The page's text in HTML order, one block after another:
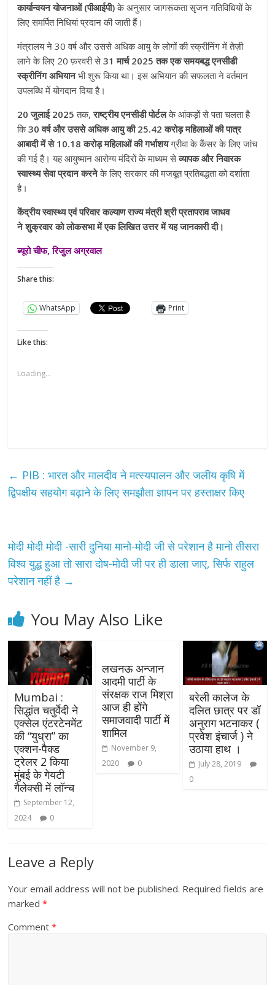
कार्यान्वयन योजनाओं (पीआईपी)के अनुसार जागरूकता सृजन गतिविधियों के
लिए समर्पित निधियां प्रदान की जाती हैं।
मंत्रालय ने 30 वर्ष और उससे अधिक आयु के लोगों की स्क्रीनिंग में तेज़ी
लाने के लिए 20 फ़रवरी से31 मार्च 2025तक एक समयबद्ध एनसीडी
स्क्रीनिंग अभियानभी शुरू किया था। इस अभियान की सफलता ने वर्तमान
उपलब्धि में योगदान दिया है।
20जुलाई 2025 तक,राष्ट्रीय एनसीडी पोर्टलके आंकड़ों से पता चलता है
कि30 वर्ष और उससे अधिक आयु की25.42करोड़ महिलाओं की पात्र
आबादी में से 10.18करोड़ महिलाओं की गर्भाशयग्रीवा के कैंसर के लिए जांच
की गई है। यह आयुष्मान आरोग्य मंदिरों के माध्यम सेव्यापक और निवारक
स्वास्थ्य सेवा प्रदान करनेके लिए सरकार की मजबूत प्रतिबद्धता को दर्शाता
है।
केंद्रीय स्वास्थ्य एवं परिवार कल्याण राज्य मंत्री श्री प्रतापराव जाधव
ने शुक्रवार को लोकसभा में एक लिखित उत्तर में यह जानकारी दी।
ब्यूरो चीफ, रिजुल अग्रवाल
Share this:
WhatsApp Print
Like this:
Loading...
← PIB : भारत और मालदीव ने मत्स्यपालन और जलीय कृषि में
द्विपक्षीय सहयोग बढ़ाने के लिए समझौता ज्ञापन पर हस्ताक्षर किए
मोदी मोदी मोदी -सारी दुनिया मानो-मोदी जी से परेशान है मानो तीसरा
विश्व युद्ध हुआ तो सारा दोष-मोदी जी पर ही डाला जाए, सिर्फ राहुल
परेशान नहीं है →
You May Also Like
Mumbai :
सिद्धांत चतुर्वेदी ने
एक्सेल एंटरटेनमेंट
की “युध्रा” का
एक्शन-पैक्ड
ट्रेलर 2 किया
मुंबई के गेयटी
गैलेक्सी में लॉन्च
September 12,
2024
0
लखनऊ अन्जान
आदमी पार्टी के
संरक्षक राज मिश्रा
आज ही होंगे
समाजवादी पार्टी में
शामिल
November 9,
2020
0
बरेली कालेज के
दलित छात्र पर डॉ
अनुराग भटनाकर (
प्रवेश इंचार्ज ) ने
उठाया हाथ ।
July 28, 2019
0
Leave a Reply
Your email address will not be published. Required fields are
marked*
Comment*